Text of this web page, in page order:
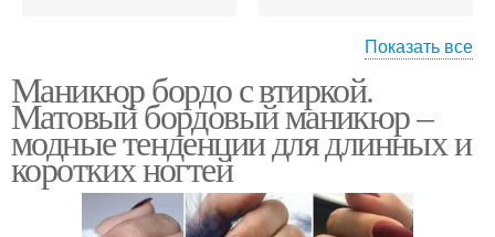
Маникюр с зеркальной
втиркой
Показать все
Маникюр бордо с втиркой.
Матовый бордовый маникюр –
модные тенденции для длинных и
коротких ногтей